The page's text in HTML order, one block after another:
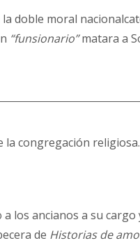
doble moral
“funsionario”matara a
congregación
los ancianos a su
de Historias de